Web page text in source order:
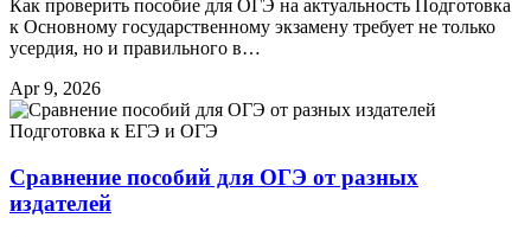
Как проверить пособие для ОГЭ на актуальность Подготовка
к Основному государственному экзамену требует не только
усердия, но и правильного в…
Apr 9, 2026
Подготовка к ЕГЭ и ОГЭ
Сравнение пособий для ОГЭ от разных
издателей